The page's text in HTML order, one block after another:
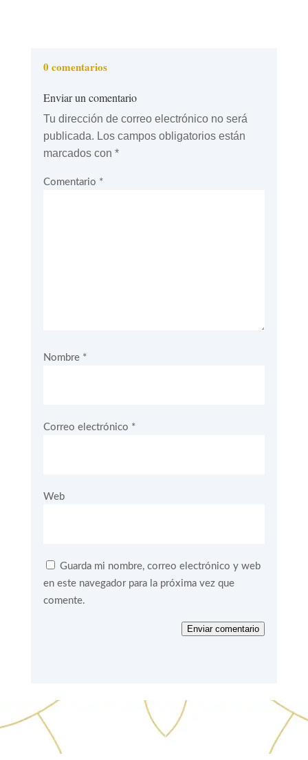
0 comentarios
Enviar un comentario
Tu dirección de correo electrónico no será
publicada. Los campos obligatorios están
marcados con *
Comentario *
Nombre *
Correo electrónico *
Web
Guarda mi nombre, correo electrónico y web
en este navegador para la próxima vez que
comente.
Enviar comentario